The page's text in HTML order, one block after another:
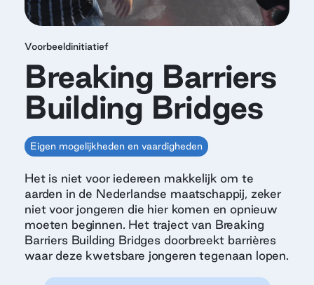
Voorbeeldinitiatief
Breaking Barriers
Building Bridges
Eigen mogelijkheden en vaardigheden
Het is niet voor iedereen makkelijk om te
aarden in de Nederlandse maatschappij, zeker
niet voor jongeren die hier komen en opnieuw
moeten beginnen. Het traject van Breaking
Barriers Building Bridges doorbreekt barrières
waar deze kwetsbare jongeren tegenaan lopen.